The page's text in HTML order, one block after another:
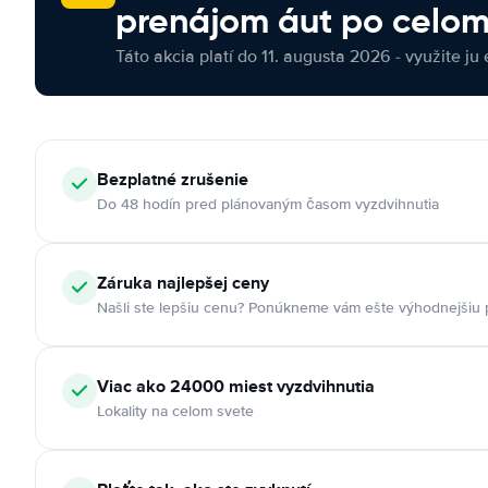
prenájom áut po
Táto akcia platí do 11. augusta 2026 - využite ju
Bezplatné zrušenie
Do 48 hodín pred plánovaným časom vyzdvihnutia
Záruka najlepšej ceny
Našli ste lepšiu cenu? Ponúkneme vám ešte výhodnejšiu
Viac ako 24000 miest vyzdvihnutia
Lokality na celom svete